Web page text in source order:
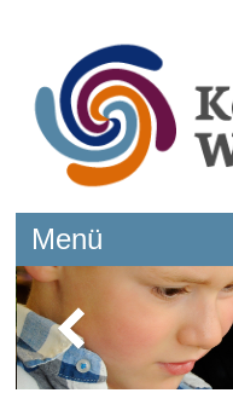
Menü
Springe zum Inhalt